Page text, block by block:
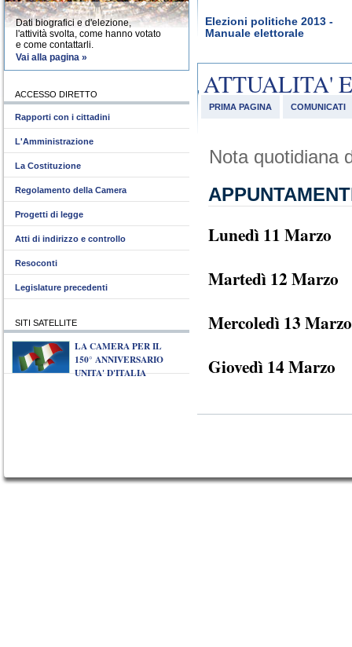
Elezioni politiche 2013 -
Manuale elettorale
ATTUALITA'
PRIMA PAGINA COMUNICATI
Nota quotidiana
Lunedì 11 Marzo
Martedì 12 Marzo
Mercoledì 13 Marzo
Giovedì 14 Marzo
Dati biografici e d'elezione,
l'attività svolta, come hanno votato
e come contattarli.
Vai alla pagina »
ACCESSO DIRETTO
Rapporti con i cittadini
L'Amministrazione
La Costituzione
Regolamento della Camera
Progetti di legge
Atti di indirizzo e controllo
Resoconti
Legislature precedenti
SITI SATELLITE
LA CAMERA PER IL
150° ANNIVERSARIO
UNITA' D'ITALIA